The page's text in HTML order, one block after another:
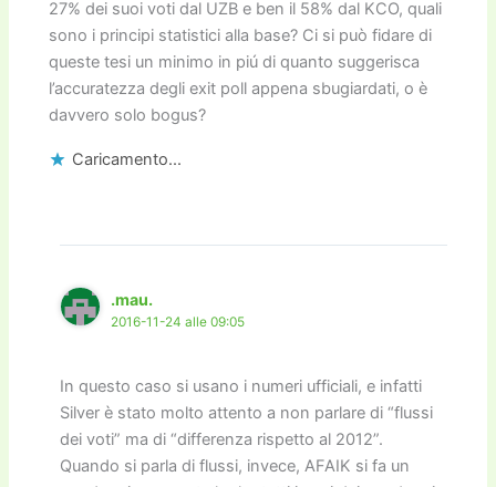
27% dei suoi voti dal UZB e ben il 58% dal KCO, quali
sono i principi statistici alla base? Ci si può fidare di
queste tesi un minimo in piú di quanto suggerisca
l’accuratezza degli exit poll appena sbugiardati, o è
davvero solo bogus?
Caricamento...
.mau.
2016-11-24 alle 09:05
In questo caso si usano i numeri ufficiali, e infatti
Silver è stato molto attento a non parlare di “flussi
dei voti” ma di “differenza rispetto al 2012”.
Quando si parla di flussi, invece, AFAIK si fa un